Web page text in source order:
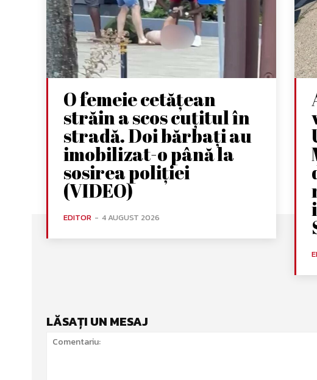
O femeie cetățean
străin a scos cuțitul în
stradă. Doi bărbați au
imobilizat-o până la
sosirea poliției
(VIDEO)
EDITOR - 4 AUGUST 2026
LĂSAȚI UN MESAJ